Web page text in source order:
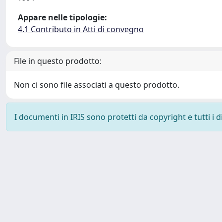
Appare nelle tipologie:
4.1 Contributo in Atti di convegno
File in questo prodotto:
Non ci sono file associati a questo prodotto.
I documenti in IRIS sono protetti da copyright e tutti i